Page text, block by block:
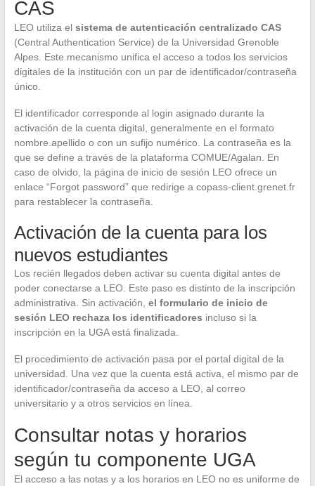
CAS
LEO utiliza el sistema de autenticación centralizado CAS
(Central Authentication Service) de la Universidad Grenoble
Alpes. Este mecanismo unifica el acceso a todos los servicios
digitales de la institución con un par de identificador/contraseña
único.
El identificador corresponde al login asignado durante la
activación de la cuenta digital, generalmente en el formato
nombre.apellido o con un sufijo numérico. La contraseña es la
que se define a través de la plataforma COMUE/Agalan. En
caso de olvido, la página de inicio de sesión LEO ofrece un
enlace “Forgot password” que redirige a copass-client.grenet.fr
para restablecer la contraseña.
Activación de la cuenta para los
nuevos estudiantes
Los recién llegados deben activar su cuenta digital antes de
poder conectarse a LEO. Este paso es distinto de la inscripción
administrativa. Sin activación, el formulario de inicio de
sesión LEO rechaza los identificadores incluso si la
inscripción en la UGA está finalizada.
El procedimiento de activación pasa por el portal digital de la
universidad. Una vez que la cuenta está activa, el mismo par de
identificador/contraseña da acceso a LEO, al correo
universitario y a otros servicios en línea.
Consultar notas y horarios
según tu componente UGA
El acceso a las notas y a los horarios en LEO no es uniforme de